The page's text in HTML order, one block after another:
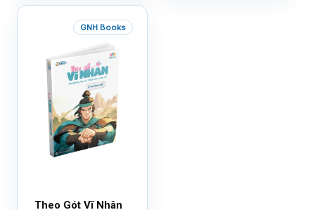
GNH Books
Theo Gót Vĩ Nhân